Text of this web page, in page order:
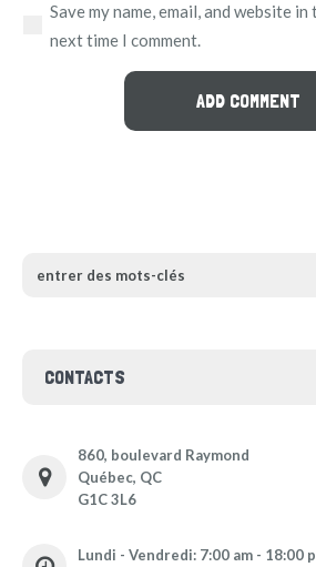
Save my name, email, and website
next time I comment.
CONTACTS
860, boulevard Raymond
Québec, QC
G1C 3L6
Lundi - Vendredi: 7:00 am - 18:00